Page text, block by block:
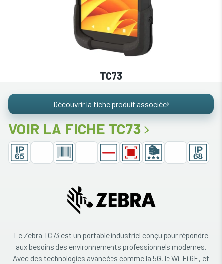
TC73
Découvrir la fiche produit associée
VOIR LA FICHE TC73
Le Zebra TC73 est un portable industriel conçu pour répondre
aux besoins des environnements professionnels modernes.
Avec des technologies avancées comme la 5G, le Wi-Fi 6E, et